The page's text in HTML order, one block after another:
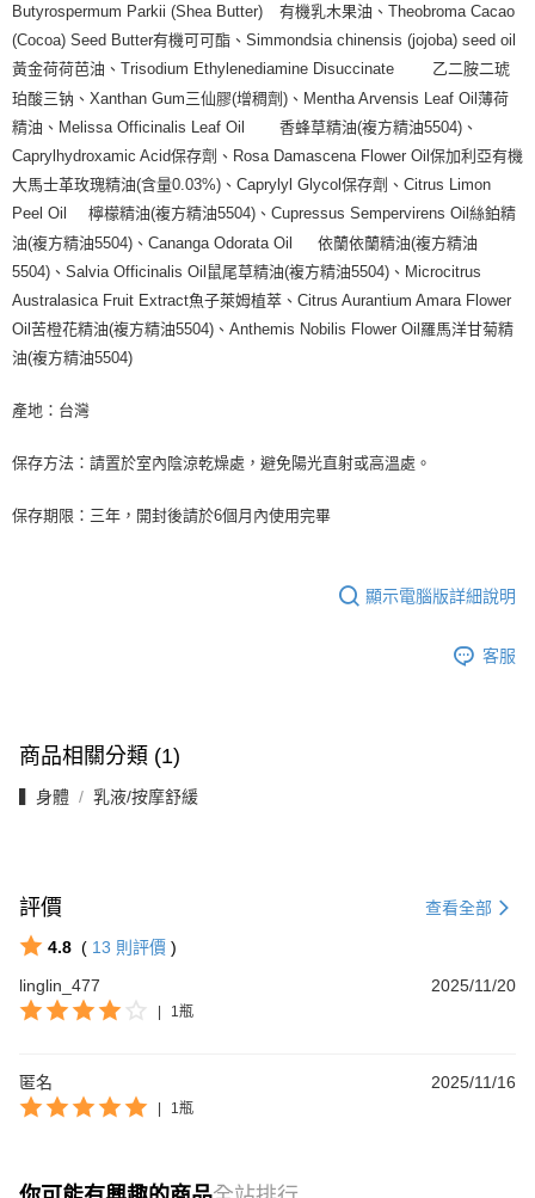
Butyrospermum Parkii (Shea Butter)
有機乳木果油、Theobroma Cacao
(Cocoa) Seed Butter有機可可酯、Simmondsia chinensis (jojoba) seed oil
黃金荷荷芭油、Trisodium Ethylenediamine Disuccinate
乙二胺二琥
珀酸三钠、Xanthan Gum三仙膠(增稠劑)、Mentha Arvensis Leaf Oil薄荷
精油、Melissa Officinalis Leaf Oil
香蜂草精油(複方精油5504)、
Caprylhydroxamic Acid保存劑、Rosa Damascena Flower Oil保加利亞有機
大馬士革玫瑰精油(含量0.03%)、Caprylyl Glycol保存劑、Citrus Limon
Peel Oil
檸檬精油(複方精油5504)、Cupressus Sempervirens Oil絲鉑精
油(複方精油5504)、Cananga Odorata Oil
依蘭依蘭精油(複方精油
5504)、Salvia Officinalis Oil鼠尾草精油(複方精油5504)、Microcitrus
Australasica Fruit Extract魚子萊姆植萃、Citrus Aurantium Amara Flower
Oil苦橙花精油(複方精油5504)、Anthemis Nobilis Flower Oil羅馬洋甘菊精
油(複方精油5504)
產地：台灣
保存方法：請置於室內陰涼乾燥處，避免陽光直射或高溫處。
保存期限：三年，開封後請於6個月內使用完畢
顯示電腦版詳細說明
客服
商品相關分類 (1)
▍身體 乳液/按摩舒緩
評價 查看全部
4.8 ( 13 則評價 )
linglin_477
2025/11/20
1瓶
匿名 2025/11/16
1瓶